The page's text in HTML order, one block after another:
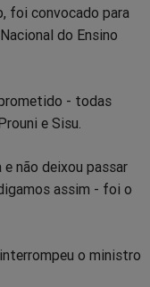
foi convocado para
do Ensino
- todas
e Sisu.
e não deixou passar
assim - foi o
o ministro